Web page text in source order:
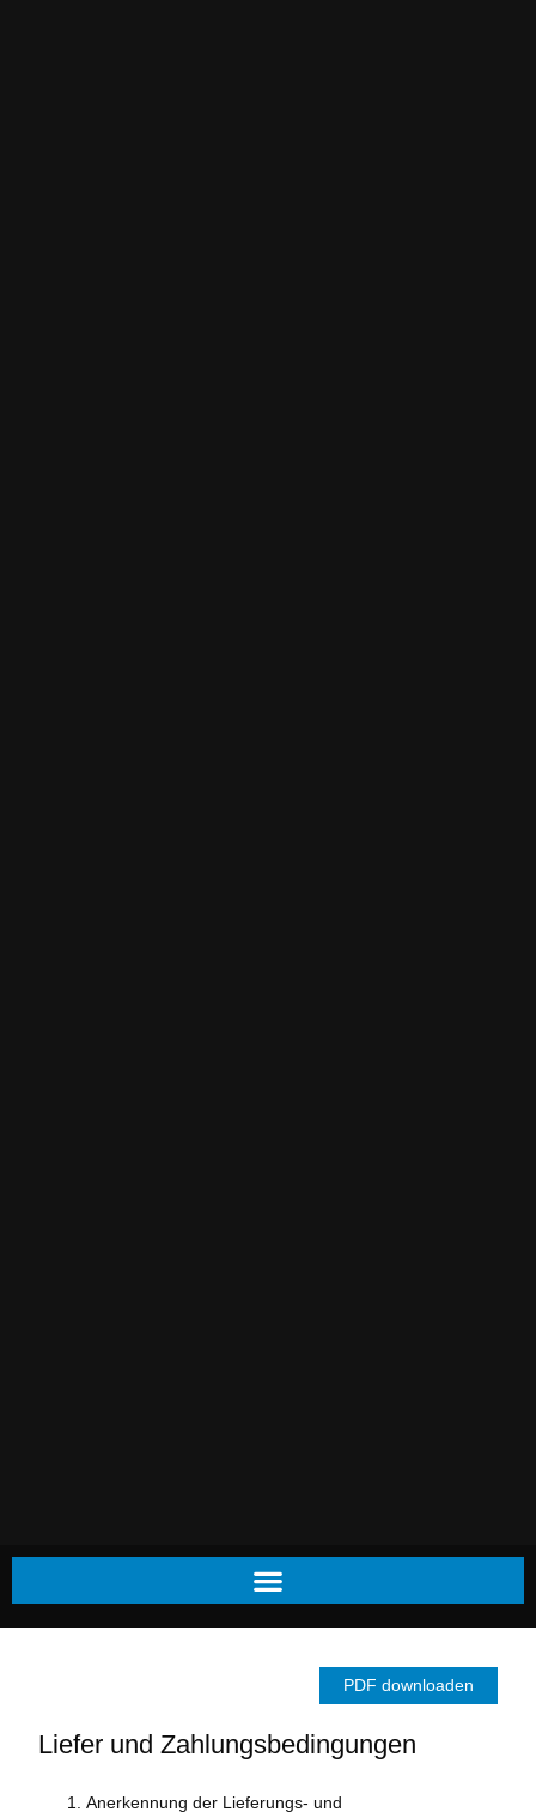
PDF downloaden
Liefer und Zahlungsbedingungen
Anerkennung der Lieferungs- und